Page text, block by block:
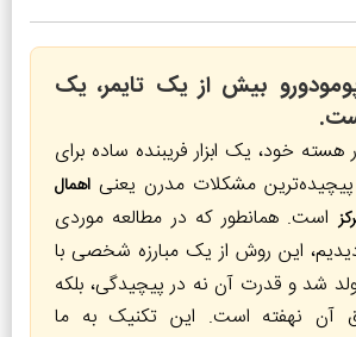
بیش از یک تایمر، یک
هسته خود، یک ابزار فریبنده ساده برای
مشکلات مدرن یعنی اهمال
است. همانطور که در مطالعه موردی
این روش از یک مبارزه شخصی با
شد و قدرت آن نه در پیچیدگی، بلکه
آن نهفته است. این تکنیک به ما